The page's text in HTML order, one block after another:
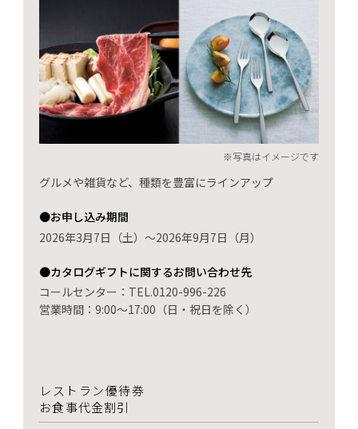
※写真はイメージです
グルメや雑貨など、種類を豊富にラインアップ
●お申し込み期間
2026年3月7日（土）～2026年9月7日（月）
●カタログギフトに関するお問い合わせ先
コールセンター：TEL.0120-996-226
営業時間：9:00～17:00（日・祝日を除く）
レストラン優待券
お食事代金割引